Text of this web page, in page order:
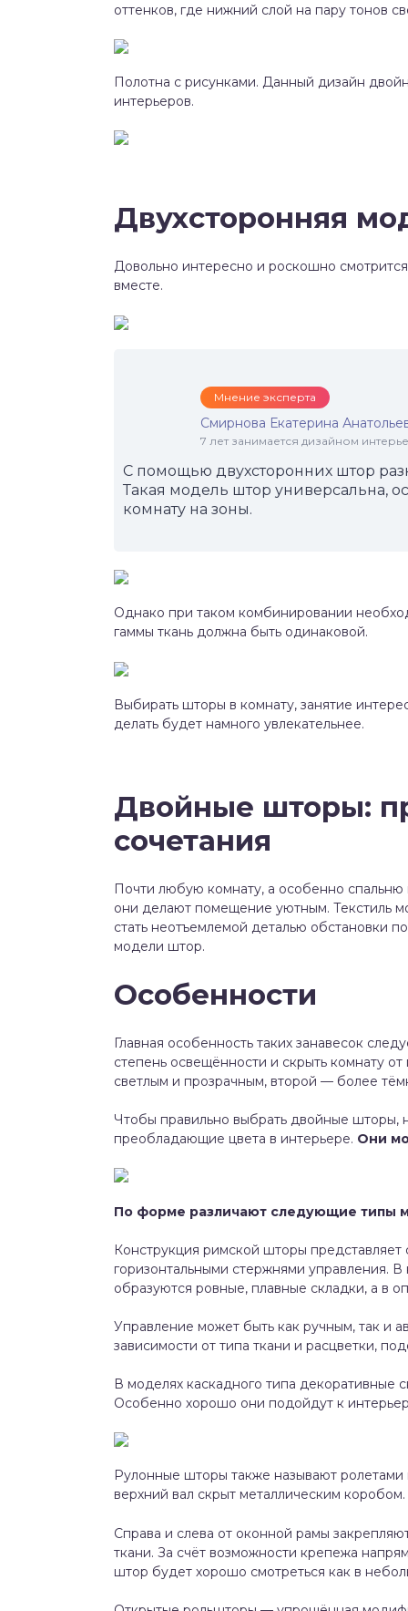
оттенков, где нижний слой на пару тонов
Полотна с рисунками. Данный дизайн
интерьеров.
Двухсторонняя
Довольно интересно и роскошно
вместе.
Мнение эксперта
Смирнова Екатерина
7 лет занимается дизайном
С помощью двухсторонних штор
Такая модель штор универсальна,
комнату на зоны.
Однако при таком комбинировании
гаммы ткань должна быть одинаковой.
Выбирать шторы в комнату, занятие
делать будет намного увлекательнее.
Двойные шторы:
сочетания
Почти любую комнату, а особенно
они делают помещение уютным. Текстиль
стать неотъемлемой деталью обстановки
модели штор.
Особенности
Главная особенность таких занавесок
степень освещённости и скрыть комнату
светлым и прозрачным, второй — более
Чтобы правильно выбрать двойные
преобладающие цвета в интерьере. Они
По форме различают следующие типы
Конструкция римской шторы
горизонтальными стержнями управления.
образуются ровные, плавные складки, а в
Управление может быть как ручным, так и
зависимости от типа ткани и расцветки,
В моделях каскадного типа декоративные
Особенно хорошо они подойдут к
Рулонные шторы также называют
верхний вал скрыт металлическим коробом.
Справа и слева от оконной рамы
ткани. За счёт возможности крепежа
штор будет хорошо смотреться как в